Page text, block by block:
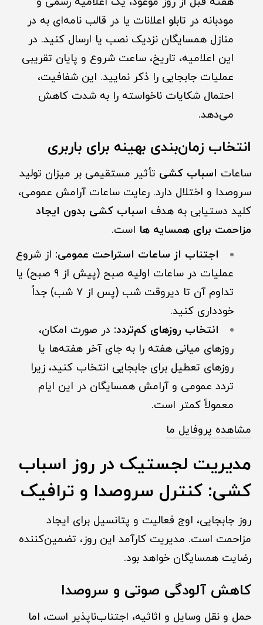
مودبانه در تابلو اعلانات یا در قالب نامه‌ای به در
منازل همسایگان نزدیک نصب یا ارسال کنید. در
این اعلامیه، تاریخ، ساعت شروع و پایان تقریبی
عملیات جابجایی را ذکر نمایید. این شفافیت،
احتمال شکایات ناخواسته را به شدت کاهش
می‌دهد.
انتخاب زمان‌بندی بهینه برای باربری
ساعات اسباب کشی تأثیر مستقیمی بر میزان تولید
سروصدا و اختلال دارد. رعایت ساعات آرامش عمومی،
کلید دستیابی به هدف اسباب کشی بدون ایجاد
مزاحمت برای همسایه ها است.
اجتناب از ساعات استراحت عمومی: از شروع
عملیات در ساعات اولیه صبح (پیش از ۹ صبح) یا
تداوم آن تا دیروقت شب (پس از ۷ شب) جداً
خودداری کنید.
انتخاب روزهای کم‌تردد: در صورت امکان،
روزهای میانی هفته را به جای آخر هفته‌ها یا
روزهای تعطیل برای جابجایی انتخاب کنید، زیرا
تردد عمومی و آرامش همسایگان در این ایام
معمولاً کمتر است.
مشاهده پروفایل ما
مدیریت لجستیک در روز اسباب
کشی: کنترل سروصدا و ترافیک
روز جابجایی، اوج فعالیت و پتانسیل برای ایجاد
مزاحمت است. مدیریت کارآمد این روز، تضمین‌کننده
رضایت همسایگان خواهد بود.
کاهش آلودگی صوتی و سروصدا
حمل و نقل وسایل و اثاثیه، اجتناب‌ناپذیر است، اما